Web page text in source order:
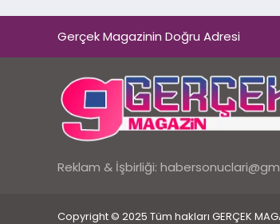
Gerçek Magazinin Doğru Adresi
Reklam & İşbirliği:
Copyright © 2025 Tüm hakları GERÇEK